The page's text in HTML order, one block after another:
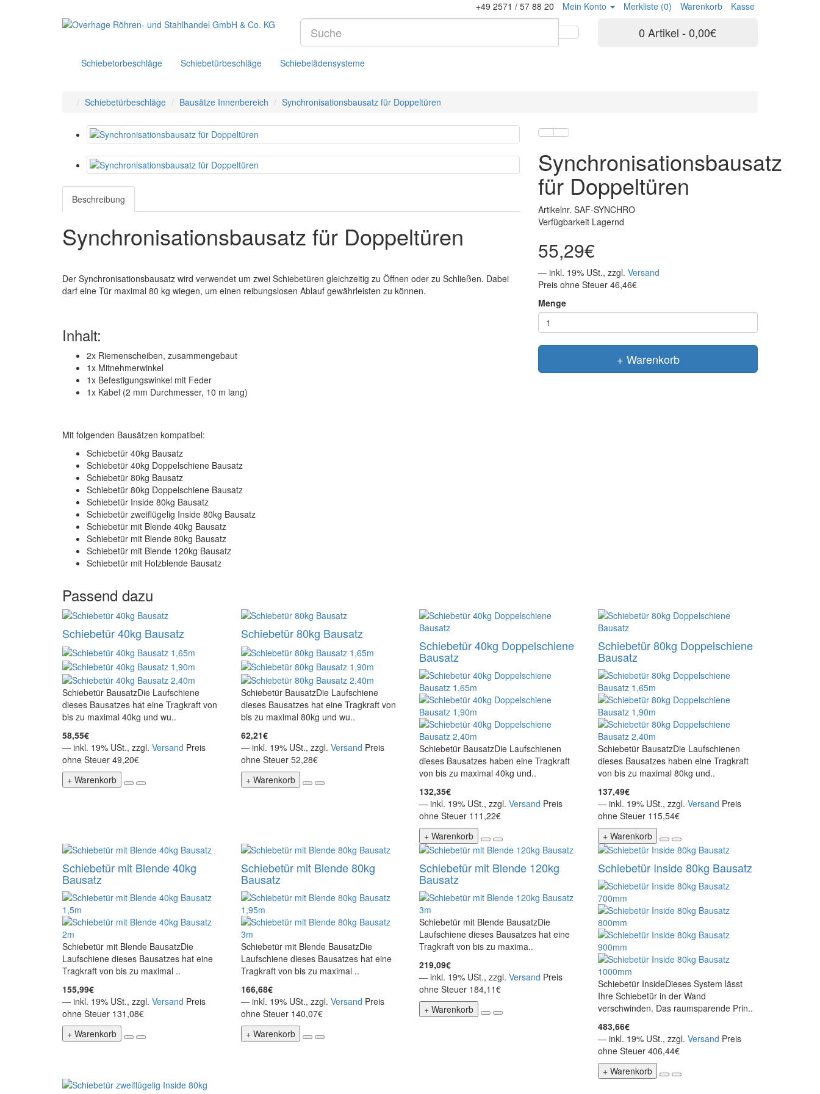
+49 2571 / 57 88 20 Mein Konto Merkliste (0) Warenkorb Kasse
0 Artikel - 0,00€
Schiebetorbeschläge Schiebetürbeschläge Schiebelädensysteme
Schiebetürbeschläge Bausätze Innenbereich Synchronisationsbausatz für Doppeltüren
Beschreibung
Synchronisationsbausatz für Doppeltüren
Der Synchronisationsbausatz wird verwendet um zwei Schiebetüren gleichzeitig zu Öffnen oder zu Schließen. Dabei
darf eine Tür maximal 80 kg wiegen, um einen reibungslosen Ablauf gewährleisten zu können.
Inhalt:
2x Riemenscheiben, zusammengebaut
1x Mitnehmerwinkel
1x Befestigungswinkel mit Feder
1x Kabel (2 mm Durchmesser, 10 m lang)
Mit folgenden Bausätzen kompatibel:
Schiebetür 40kg Bausatz
Schiebetür 40kg Doppelschiene Bausatz
Schiebetür 80kg Bausatz
Schiebetür 80kg Doppelschiene Bausatz
Schiebetür Inside 80kg Bausatz
Schiebetür zweiflügelig Inside 80kg Bausatz
Schiebetür mit Blende 40kg Bausatz
Schiebetür mit Blende 80kg Bausatz
Schiebetür mit Blende 120kg Bausatz
Schiebetür mit Holzblende Bausatz
Synchronisationsbausatz
für Doppeltüren
Artikelnr. SAF-SYNCHRO
Verfügbarkeit Lagernd
55,29€
— inkl. 19% USt., zzgl. Versand
Preis ohne Steuer 46,46€
Menge
+ Warenkorb
Passend dazu
Schiebetür 40kg Bausatz
Schiebetür BausatzDie Laufschiene
dieses Bausatzes hat eine Tragkraft von
bis zu maximal 40kg und wu..
58,55€
— inkl. 19% USt., zzgl. Versand Preis
ohne Steuer 49,20€
+ Warenkorb
Schiebetür 80kg Bausatz
Schiebetür BausatzDie Laufschiene
dieses Bausatzes hat eine Tragkraft von
bis zu maximal 80kg und wu..
62,21€
— inkl. 19% USt., zzgl. Versand Preis
ohne Steuer 52,28€
+ Warenkorb
Schiebetür 40kg Doppelschiene
Bausatz
Schiebetür BausatzDie Laufschienen
dieses Bausatzes haben eine Tragkraft
von bis zu maximal 40kg und..
132,35€
— inkl. 19% USt., zzgl. Versand Preis
ohne Steuer 111,22€
+ Warenkorb
Schiebetür 80kg Doppelschiene
Bausatz
Schiebetür BausatzDie Laufschienen
dieses Bausatzes haben eine Tragkraft
von bis zu maximal 80kg und..
137,49€
— inkl. 19% USt., zzgl. Versand Preis
ohne Steuer 115,54€
+ Warenkorb
Schiebetür mit Blende 40kg
Bausatz
Schiebetür mit Blende BausatzDie
Laufschiene dieses Bausatzes hat eine
Tragkraft von bis zu maximal ..
155,99€
— inkl. 19% USt., zzgl. Versand Preis
ohne Steuer 131,08€
+ Warenkorb
Schiebetür mit Blende 80kg
Bausatz
Schiebetür mit Blende BausatzDie
Laufschiene dieses Bausatzes hat eine
Tragkraft von bis zu maximal ..
166,68€
— inkl. 19% USt., zzgl. Versand Preis
ohne Steuer 140,07€
+ Warenkorb
Schiebetür mit Blende 120kg
Bausatz
Schiebetür mit Blende BausatzDie
Laufschiene dieses Bausatzes hat eine
Tragkraft von bis zu maxima..
219,09€
— inkl. 19% USt., zzgl. Versand Preis
ohne Steuer 184,11€
+ Warenkorb
Schiebetür Inside 80kg Bausatz
Schiebetür InsideDieses System lässt
Ihre Schiebetür in der Wand
verschwinden. Das raumsparende Prin..
483,66€
— inkl. 19% USt., zzgl. Versand Preis
ohne Steuer 406,44€
+ Warenkorb